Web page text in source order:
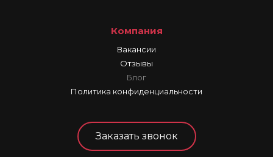
Компания
Вакансии
Отзывы
Блог
Политика конфиденциальности
Заказать звонок